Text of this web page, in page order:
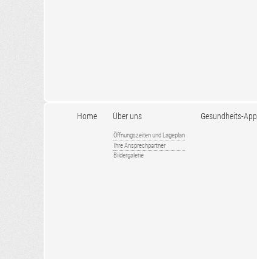
Home Über uns
Öffnungszeiten und Lageplan
Ihre Ansprechpartner
Bildergalerie
Gesundheits-App